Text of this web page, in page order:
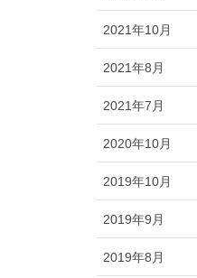
2021年10月
2021年8月
2021年7月
2020年10月
2019年10月
2019年9月
2019年8月